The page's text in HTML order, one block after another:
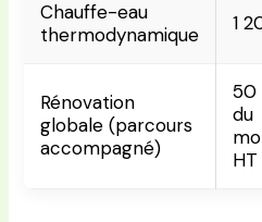
Chauffe-eau
thermodynamique
1
Rénovation
globale (parcours
accompagné)
50
du
HT